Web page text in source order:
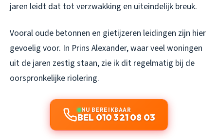
jaren leidt dat tot verzwakking en uiteindelijk breuk.
Vooral oude betonnen en gietijzeren leidingen zijn hier
gevoelig voor. In Prins Alexander, waar veel woningen
uit de jaren zestig staan, zie ik dit regelmatig bij de
oorspronkelijke riolering.
NU BEREIKBAAR
BEL 010 321 08 03